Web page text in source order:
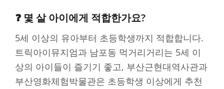
❓ 몇 살 아이에게 적합한가요?
5세 이상의 유아부터 초등학생까지 적합합니다.
트릭아이뮤지엄과 남포동 먹거리거리는 5세 이
상의 아이들이 즐기기 좋고, 부산근현대역사관과
부산영화체험박물관은 초등학생 이상에게 추천